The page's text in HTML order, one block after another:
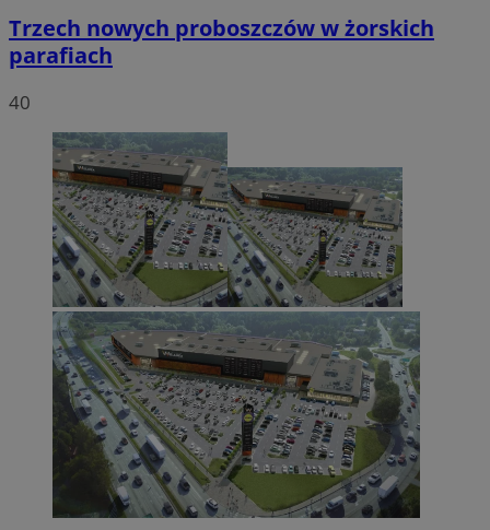
Trzech nowych proboszczów w żorskich
parafiach
40